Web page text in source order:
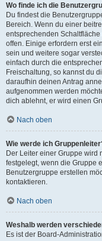
Wo finde ich die
Du findest die
Bereich. Wenn du einer
entsprechenden
offen. Einige erfordern erst
sein und weitere sogar
einfach durch die
Freischaltung, so kannst du
daraufhin deinen Antrag
aufgenommen werden
dich ablehnt, er wird einen
Nach oben
Wie werde ich
Der Leiter einer Gruppe wird
festgelegt, wenn die Gruppe
Benutzergruppe erstellen
kontaktieren.
Nach oben
Weshalb werden
Es ist der Board-